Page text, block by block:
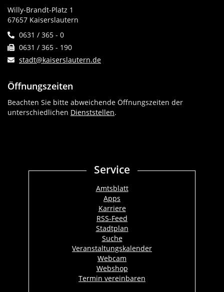
Willy-Brandt-Platz 1
67657 Kaiserslautern
0631 / 365 - 0
0631 / 365 - 190
stadt@kaiserslautern.de
Öffnungszeiten
Beachten Sie bitte abweichende Öffnungszeiten der
unterschiedlichen Dienststellen.
Service
Amtsblatt
Apps
Karriere
RSS-Feed
Stadtplan
Suche
Veranstaltungskalender
Webcam
Webshop
Termin vereinbaren